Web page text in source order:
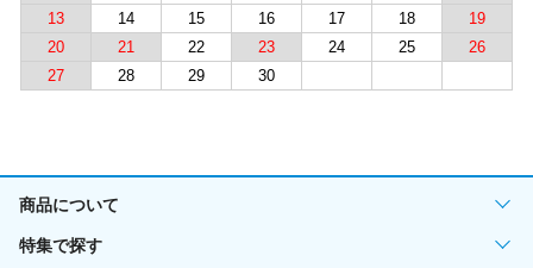
13
14 15 16 17 18
19
20
21 22 23 24 25
26
27
28 29 30
商品について
特集で探す